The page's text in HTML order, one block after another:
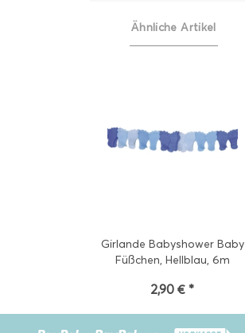
Ähnliche Artikel
Girlande Babyshower Baby
Füßchen, Hellblau, 6m
2,90 € *